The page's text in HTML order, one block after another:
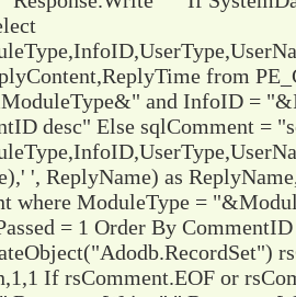
from
and InfoID =
desc" Else sqlComment =
', ReplyName) as
where ModuleType =
= 1 Order By
If rsComment.EOF or